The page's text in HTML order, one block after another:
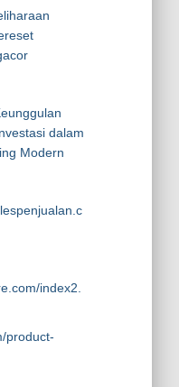
dalam
Modern
index2.
product-